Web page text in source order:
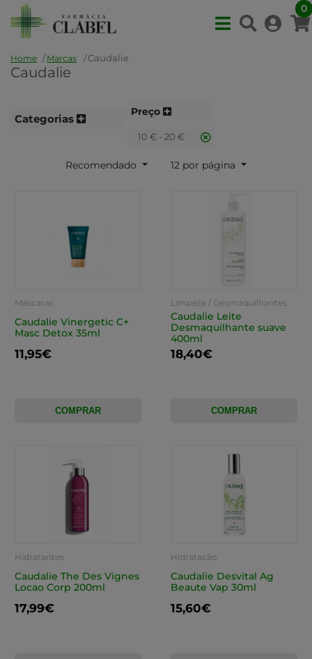
0
Home Marcas Caudalie
Caudalie
Categorias
Preço
10 € - 20 €
Recomendado 12 por página
Máscaras
Caudalie Vinergetic C+
Masc Detox 35ml
11,95€
COMPRAR
Limpeza / Desmaquilhantes
Caudalie Leite
Desmaquilhante suave
400ml
18,40€
COMPRAR
Hidratantes
Caudalie The Des Vignes
Locao Corp 200ml
17,99€
Hidratação
Caudalie Desvital Ag
Beaute Vap 30ml
15,60€